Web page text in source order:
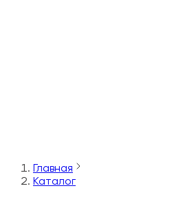
Главная
Каталог